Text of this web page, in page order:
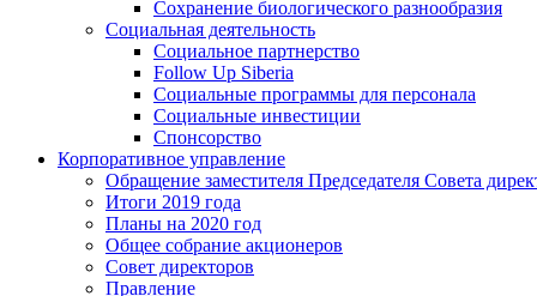
Сохранение биологического разнообразия
Социальная деятельность
Социальное партнерство
Follow Up Siberia
Социальные программы для персонала
Социальные инвестиции
Спонсорство
Корпоративное управление
Обращение заместителя Председателя Совета
Итоги 2019 года
Планы на 2020 год
Общее собрание акционеров
Совет директоров
Правление